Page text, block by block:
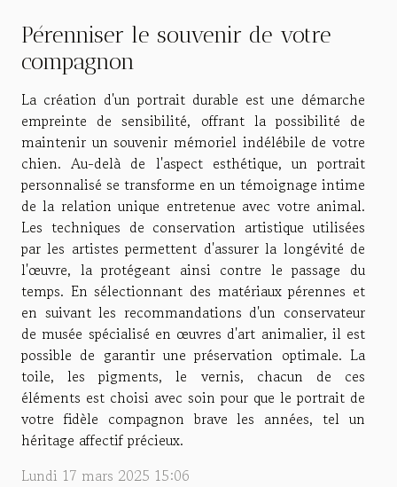
Pérenniser le souvenir de votre
compagnon
La création d'un portrait durable est une démarche
empreinte de sensibilité, offrant la possibilité de
maintenir un souvenir mémoriel indélébile de votre
chien. Au-delà de l'aspect esthétique, un portrait
personnalisé se transforme en un témoignage intime
de la relation unique entretenue avec votre animal.
Les techniques de conservation artistique utilisées
par les artistes permettent d'assurer la longévité de
l'œuvre, la protégeant ainsi contre le passage du
temps. En sélectionnant des matériaux pérennes et
en suivant les recommandations d'un conservateur
de musée spécialisé en œuvres d'art animalier, il est
possible de garantir une préservation optimale. La
toile, les pigments, le vernis, chacun de ces
éléments est choisi avec soin pour que le portrait de
votre fidèle compagnon brave les années, tel un
héritage affectif précieux.
Lundi 17 mars 2025 15:06